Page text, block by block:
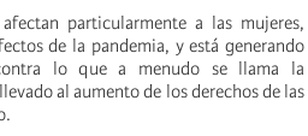
particularmente a las mujeres,
de la pandemia, y está generando
lo que a menudo se llama la
al aumento de los derechos de las